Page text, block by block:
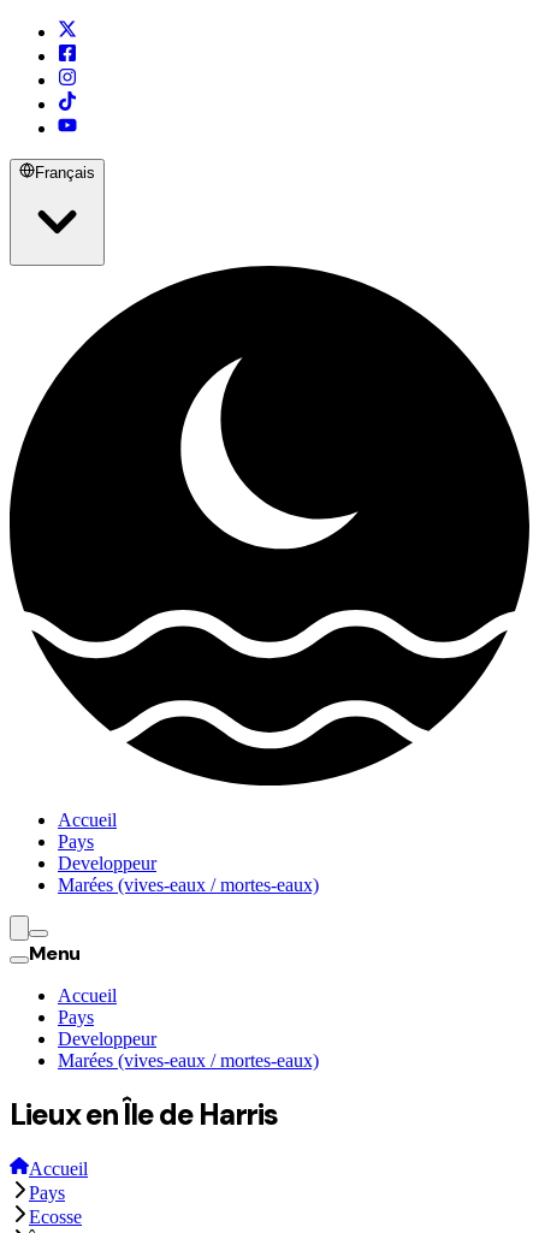
Français
Accueil
Pays
Developpeur
Marées (vives-eaux / mortes-eaux)
Menu
Accueil
Pays
Developpeur
Marées (vives-eaux / mortes-eaux)
Lieux en Île de Harris
Accueil
Pays
Ecosse